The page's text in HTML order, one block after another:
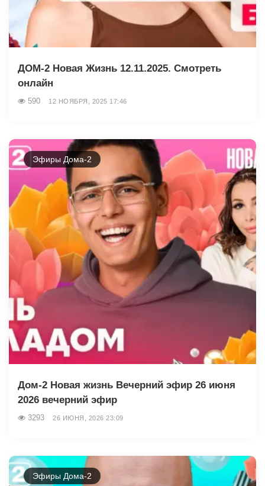
ДОМ-2 Новая Жизнь 12.11.2025. Смотреть
онлайн
590 12 НОЯБРЯ, 2025 17:46
Эфиры Дома-2
Дом-2 Новая жизнь Вечерний эфир 26 июня
2026 вечерний эфир
3293 26 ИЮНЯ, 2026 23:09
Эфиры Дома-2